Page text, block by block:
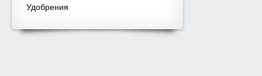
Удобрения